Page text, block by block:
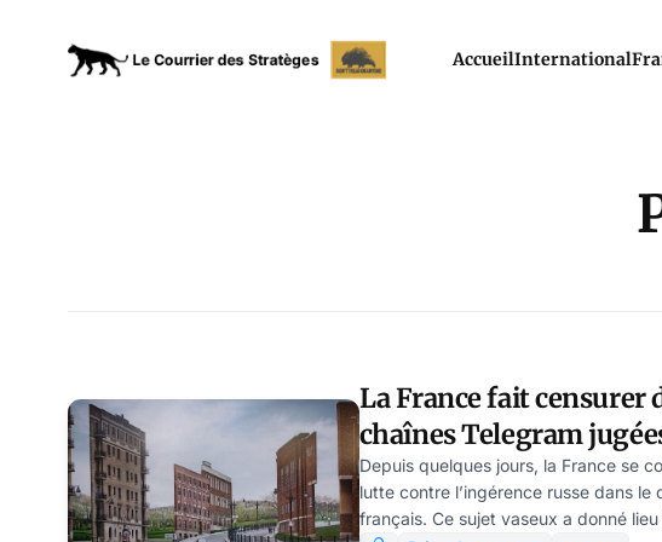
AccueilInternational
La France fait censurer
chaînes Telegram
russes. Manipulation
Depuis quelques jours, la France se
lutte contre l’ingérence russe dans le
français. Ce sujet vaseux a donné lieu